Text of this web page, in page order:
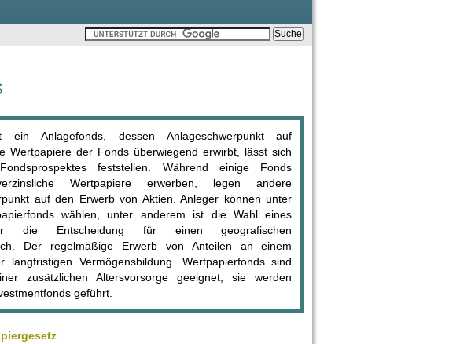
ein Anlagefonds, dessen Anlageschwerpunkt auf
Wertpapiere der Fonds überwiegend erwirbt, lässt sich
feststellen. Während einige Fonds
Wertpapiere erwerben, legen andere
auf den Erwerb von Aktien. Anleger können unter
wählen, unter anderem ist die Wahl eines
die Entscheidung für einen geografischen
Der regelmäßige Erwerb von Anteilen an einem
langfristigen Vermögensbildung. Wertpapierfonds sind
zusätzlichen Altersvorsorge geeignet, sie werden
geführt.